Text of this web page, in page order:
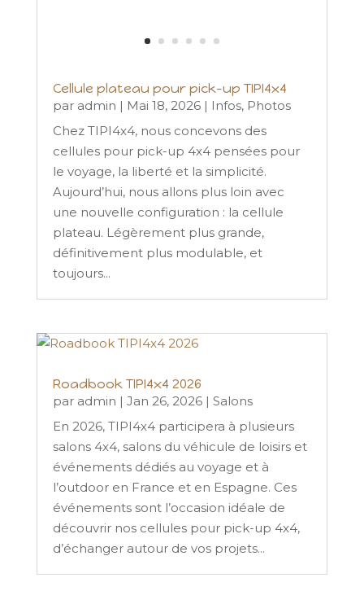
Cellule plateau pour pick-up TIPI4x4
par admin | Mai 18, 2026| Infos, Photos
Chez TIPI4x4, nous concevons des
cellules pour pick-up 4x4 pensées pour
le voyage, la liberté et la simplicité.
Aujourd’hui, nous allons plus loin avec
une nouvelle configuration : la cellule
plateau. Légèrement plus grande,
définitivement plus modulable, et
toujours...
Roadbook TIPI4x4 2026
par admin | Jan 26, 2026| Salons
En 2026, TIPI4x4 participera à plusieurs
salons 4x4, salons du véhicule de loisirs et
événements dédiés au voyage et à
l’outdoor en France et en Espagne. Ces
événements sont l’occasion idéale de
découvrir nos cellules pour pick-up 4x4,
d’échanger autour de vos projets...